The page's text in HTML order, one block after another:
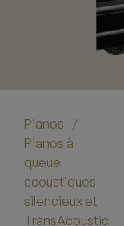
Pianos /
Pianos à
queue
acoustiques
silencieux et
TransAcoustic